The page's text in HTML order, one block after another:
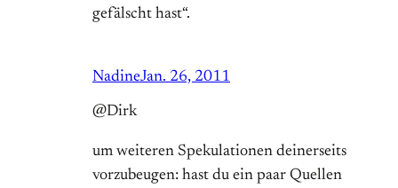
gefälscht hast“.
NadineJan. 26, 2011
@Dirk
um weiteren Spekulationen deinerseits
vorzubeugen: hast du ein paar Quellen